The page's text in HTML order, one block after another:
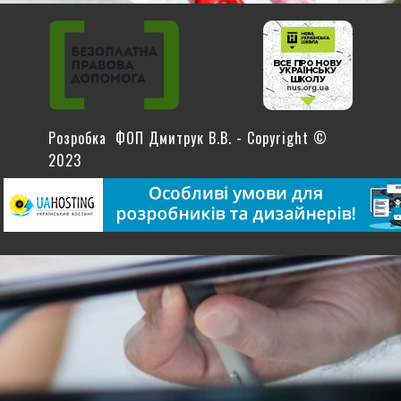
Розробка ФОП Дмитрук В.В. - Copyright ©
2023